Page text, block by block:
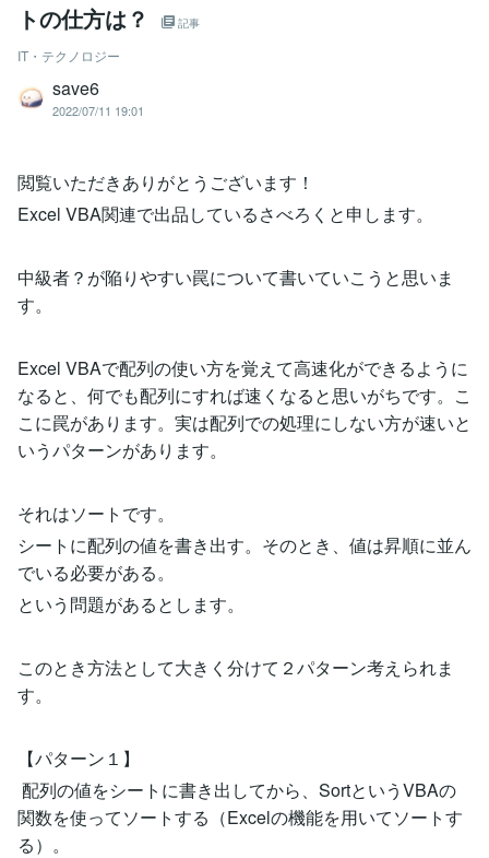
トの仕方は？
記事
IT・テクノロジー
save6
2022/07/11 19:01
閲覧いただきありがとうございます！
Excel VBA関連で出品しているさべろくと申します。
中級者？が陥りやすい罠について書いていこうと思いま
す。
Excel VBAで配列の使い方を覚えて高速化ができるように
なると、何でも配列にすれば速くなると思いがちです。こ
こに罠があります。実は配列での処理にしない方が速いと
いうパターンがあります。
それはソートです。
シートに配列の値を書き出す。そのとき、値は昇順に並ん
でいる必要がある。
という問題があるとします。
このとき方法として大きく分けて２パターン考えられま
す。
【パターン１】
配列の値をシートに書き出してから、SortというVBAの
関数を使ってソートする（Excelの機能を用いてソートす
る）。